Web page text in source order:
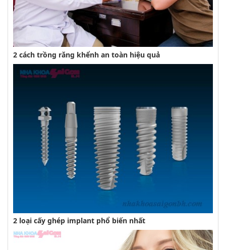
2 cách trồng răng khểnh an toàn hiệu quả
2 loại cấy ghép implant phổ biến nhất